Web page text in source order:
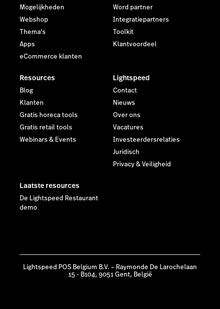
Mogelijkheden
Webshop
Thema's
Apps
eCommerce klanten
Word partner
Integratiepartners
Toolkit
Klantvoordeel
Resources
Blog
Klanten
Gratis horeca tools
Gratis retail tools
Webinars & Events
Lightspeed
Contact
Nieuws
Over ons
Vacatures
Investeerdersrelaties
Juridisch
Privacy & Veiligheid
Laatste resources
De Lightspeed Restaurant
demo
Lightspeed POS Belgium B.V. – Raymonde De Larochelaan
15 - B104, 9051 Gent, België